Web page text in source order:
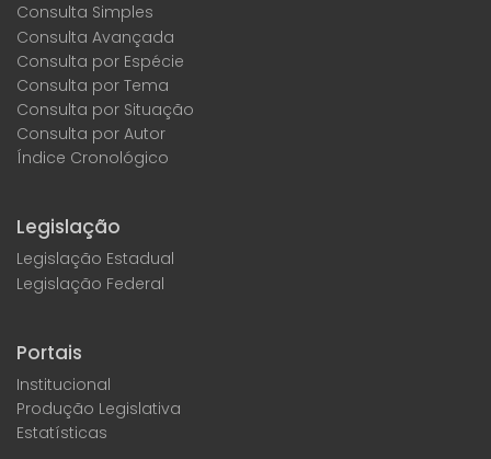
Consulta Simples
Consulta Avançada
Consulta por Espécie
Consulta por Tema
Consulta por Situação
Consulta por Autor
Índice Cronológico
Legislação
Legislação Estadual
Legislação Federal
Portais
Institucional
Produção Legislativa
Estatísticas